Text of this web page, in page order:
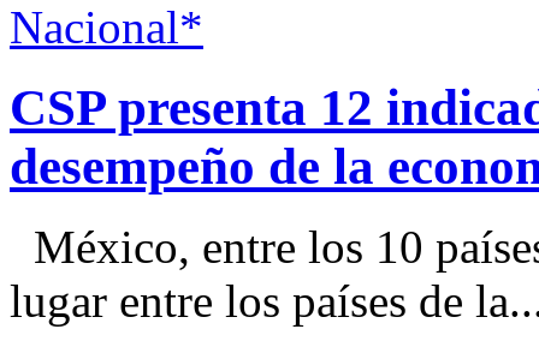
Nacional*
CSP presenta 12
desempeño de la
México, entre los 10
lugar entre los países de